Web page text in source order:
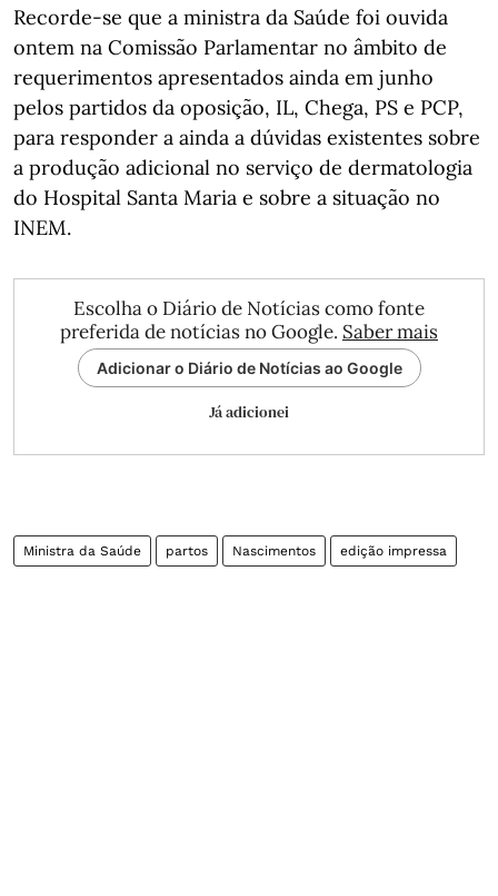
Recorde-se que a ministra da Saúde foi ouvida
ontem na Comissão Parlamentar no âmbito de
requerimentos apresentados ainda em junho
pelos partidos da oposição, IL, Chega, PS e PCP,
para responder a ainda a dúvidas existentes sobre
a produção adicional no serviço de dermatologia
do Hospital Santa Maria e sobre a situação no
INEM.
Escolha o Diário de Notícias como fonte
preferida de notícias no Google. Saber mais
Adicionar o Diário de Notícias ao Google
Já adicionei
Ministra da Saúde partos Nascimentos edição impressa